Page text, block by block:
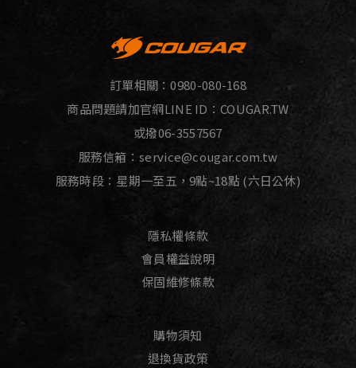
訂單相關：0980-080-168
商品問題請加官網LINE ID： COUGAR.TW
或撥06-3557567
服務信箱：service@cougar.com.tw
服務時段：星期一至五，9點~18點 (六日公休)
隱私權條款
會員權益說明
保固維修條款
購物須知
退換貨政策